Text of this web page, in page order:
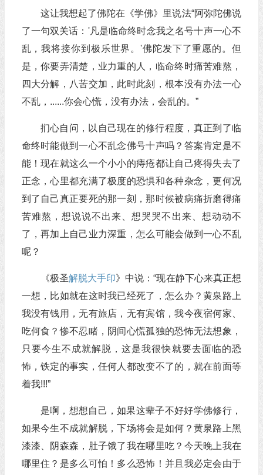
这让我想起了佛陀在《学佛》里说法“阿弥陀佛说
了一句双关话：'凡是临命终时念我之名号十声一心不
乱，我将接你到极乐世界。'佛陀发下了重愿的。但
是，你要弄清楚，业力重的人，临命终时痛苦难熬，
四大分解，八苦交加，此时此刻，根本没有办法一心
不乱，......你会心慌，没有办法，会乱的。”
扪心自问，以自己现在的修行程度，真正到了临
命终时能做到一心不乱念佛号十声吗？答案肯定是不
能！现在就这么一个小小的痔疮都让自己疼得失去了
正念，心里都充满了极度的恐惧和各种杂念，更何况
到了自己真正要死的那一刻，那时候被病痛折磨得痛
苦难熬，想说说不出来、想哭哭不出来、想动动不
了，再加上自己业力深重，怎么可能会做到一心不乱
呢？
《极圣解脱大手印》中说：“现在静下心来真正想
一想，比如就在这时我已经死了，怎么办？黄泉路上
我没有钱用，无有旅店，无有宾馆，我今夜宿何家、
吃何食？惨不忍睹，阴间心慌孤独的恐怖无法想象，
只要今生不成就解脱，这是我很快就要去面临的恐
怖，铁定的事实，任何人都改变不了的，就在前面等
着我!!!”
是啊，想想自己，如果这辈子不好好学佛修行，
如果今生不成就解脱，下场将会是如何？黄泉路上黑
漆漆、阴森森，肚子饿了我在哪里吃？今天晚上我在
哪里住？是多么可怕！多么恐怖！并且我必定会由于